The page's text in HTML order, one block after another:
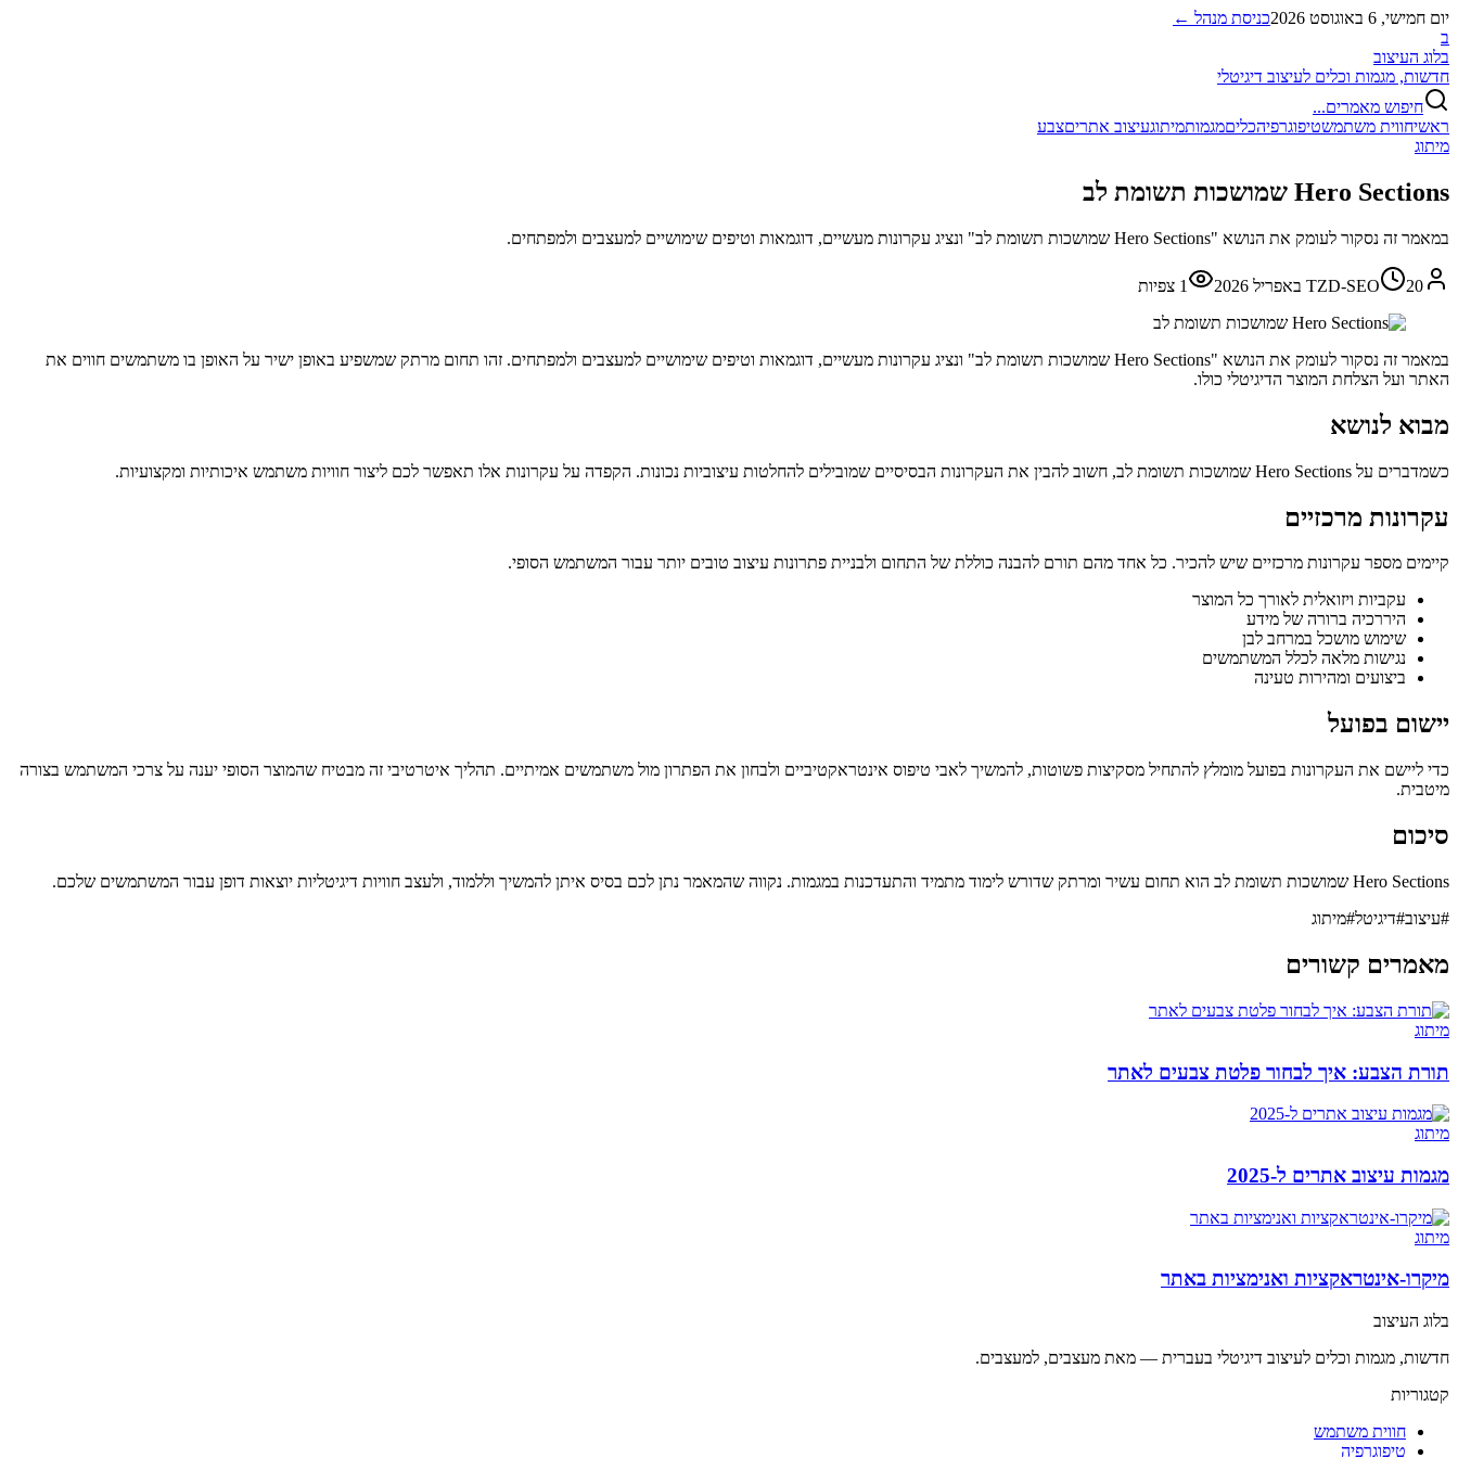
יום חמישי, 6 באוגוסט 2026
כניסת מנהל ←
ב
בלוג העיצוב
חדשות, מגמות וכלים לעיצוב דיגיטלי
חיפוש מאמרים...
ראשיחווית משתמשטיפוגרפיהכליםמגמותמיתוגעיצוב אתריםצבע
מיתוג
Hero Sections שמושכות תשומת לב
במאמר זה נסקור לעומק את הנושא "Hero Sections שמושכות תשומת לב" ונציג עקרונות מעשיים, דוגמאות וטיפים שימושיים למעצבים ולמפתחים.
TZD-SEO 20 באפריל 2026 1 צפיות
במאמר זה נסקור לעומק את הנושא "Hero Sections שמושכות תשומת לב" ונציג עקרונות מעשיים, דוגמאות וטיפים שימושיים למעצבים ולמפתחים. זהו תחום מרתק שמשפיע באופן ישיר על האופן בו משתמשים חווים את
האתר ועל הצלחת המוצר הדיגיטלי כולו.
מבוא לנושא
כשמדברים על Hero Sections שמושכות תשומת לב, חשוב להבין את העקרונות הבסיסיים שמובילים להחלטות עיצוביות נכונות. הקפדה על עקרונות אלו תאפשר לכם ליצור חוויות משתמש איכותיות ומקצועיות.
עקרונות מרכזיים
קיימים מספר עקרונות מרכזיים שיש להכיר. כל אחד מהם תורם להבנה כוללת של התחום ולבניית פתרונות עיצוב טובים יותר עבור המשתמש הסופי.
עקביות ויזואלית לאורך כל המוצר
היררכיה ברורה של מידע
שימוש מושכל במרחב לבן
נגישות מלאה לכלל המשתמשים
ביצועים ומהירות טעינה
יישום בפועל
כדי ליישם את העקרונות בפועל מומלץ להתחיל מסקיצות פשוטות, להמשיך לאבי טיפוס אינטראקטיביים ולבחון את הפתרון מול משתמשים אמיתיים. תהליך איטרטיבי זה מבטיח שהמוצר הסופי יענה על צרכי המשתמש בצורה
מיטבית.
סיכום
Hero Sections שמושכות תשומת לב הוא תחום עשיר ומרתק שדורש לימוד מתמיד והתעדכנות במגמות. נקווה שהמאמר נתן לכם בסיס איתן להמשיך וללמוד, ולעצב חוויות דיגיטליות יוצאות דופן עבור המשתמשים שלכם.
#עיצוב#דיגיטל#מיתוג
מאמרים קשורים
מיתוג
תורת הצבע: איך לבחור פלטת צבעים לאתר
מיתוג
מגמות עיצוב אתרים ל-2025
מיתוג
מיקרו-אינטראקציות ואנימציות באתר
בלוג העיצוב
חדשות, מגמות וכלים לעיצוב דיגיטלי בעברית — מאת מעצבים, למעצבים.
קטגוריות
חווית משתמש
טיפוגרפיה